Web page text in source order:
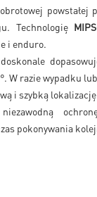
powstałej
Technologię
i enduro.
W razie wypadku
i szybką
pokonywania